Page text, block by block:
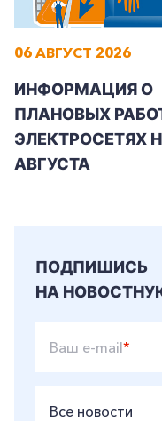
06 АВГУСТ 2026
ИНФОРМАЦИЯ О
ПЛАНОВЫХ
ЭЛЕКТРОСЕТЯХ
АВГУСТА
ПОДПИШИСЬ
НА
Ваш e-mail*
Все новости